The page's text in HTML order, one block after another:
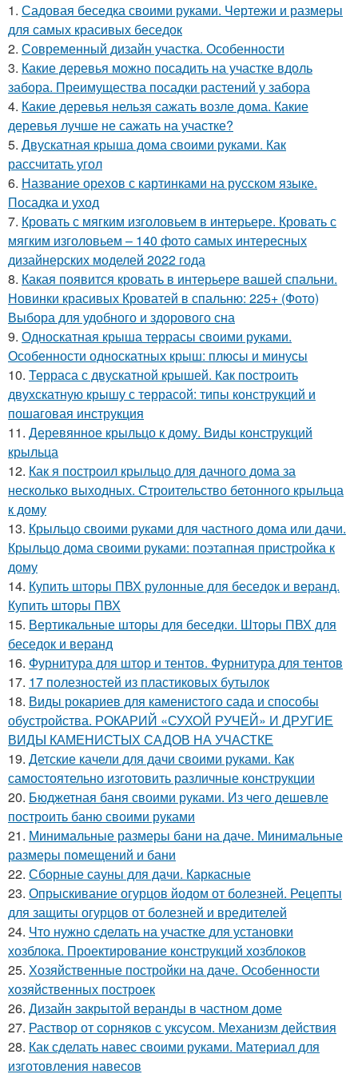
1. Садовая беседка своими руками. Чертежи и размеры
для самых красивых беседок
2. Современный дизайн участка. Особенности
3. Какие деревья можно посадить на участке вдоль
забора. Преимущества посадки растений у забора
4. Какие деревья нельзя сажать возле дома. Какие
деревья лучше не сажать на участке?
5. Двускатная крыша дома своими руками. Как
рассчитать угол
6. Название орехов с картинками на русском языке.
Посадка и уход
7. Кровать с мягким изголовьем в интерьере. Кровать с
мягким изголовьем – 140 фото самых интересных
дизайнерских моделей 2022 года
8. Какая появится кровать в интерьере вашей спальни.
Новинки красивых Кроватей в спальню: 225+ (Фото)
Выбора для удобного и здорового сна
9. Односкатная крыша террасы своими руками.
Особенности односкатных крыш: плюсы и минусы
10. Терраса с двускатной крышей. Как построить
двухскатную крышу с террасой: типы конструкций и
пошаговая инструкция
11. Деревянное крыльцо к дому. Виды конструкций
крыльца
12. Как я построил крыльцо для дачного дома за
несколько выходных. Строительство бетонного крыльца
к дому
13. Крыльцо своими руками для частного дома или дачи.
Крыльцо дома своими руками: поэтапная пристройка к
дому
14. Купить шторы ПВХ рулонные для беседок и веранд.
Купить шторы ПВХ
15. Вертикальные шторы для беседки. Шторы ПВХ для
беседок и веранд
16. Фурнитура для штор и тентов. Фурнитура для тентов
17. 17 полезностей из пластиковых бутылок
18. Виды рокариев для каменистого сада и способы
обустройства. РОКАРИЙ «СУХОЙ РУЧЕЙ» И ДРУГИЕ
ВИДЫ КАМЕНИСТЫХ САДОВ НА УЧАСТКЕ
19. Детские качели для дачи своими руками. Как
самостоятельно изготовить различные конструкции
20. Бюджетная баня своими руками. Из чего дешевле
построить баню своими руками
21. Минимальные размеры бани на даче. Минимальные
размеры помещений и бани
22. Сборные сауны для дачи. Каркасные
23. Опрыскивание огурцов йодом от болезней. Рецепты
для защиты огурцов от болезней и вредителей
24. Что нужно сделать на участке для установки
хозблока. Проектирование конструкций хозблоков
25. Хозяйственные постройки на даче. Особенности
хозяйственных построек
26. Дизайн закрытой веранды в частном доме
27. Раствор от сорняков с уксусом. Механизм действия
28. Как сделать навес своими руками. Материал для
изготовления навесов